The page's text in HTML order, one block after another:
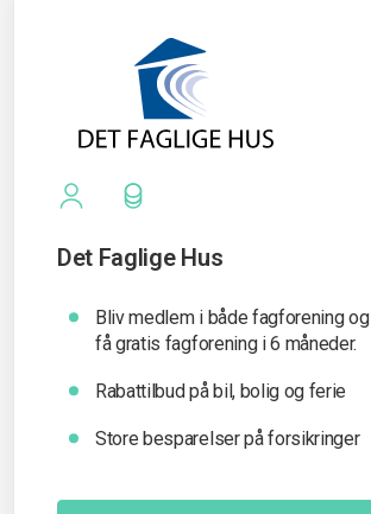
Det Faglige Hus
Bliv medlem i både fagforening
få gratis fagforening i 6 måneder.
Rabattilbud på bil, bolig og ferie
Store besparelser på forsikringer